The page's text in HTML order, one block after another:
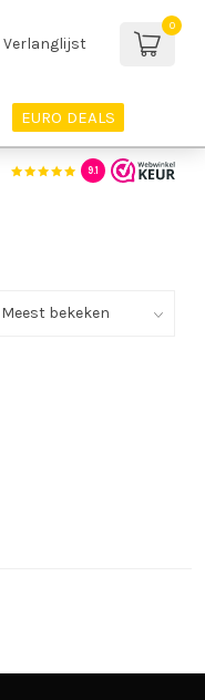
Verlanglijst
0
EURO DEALS
9.1